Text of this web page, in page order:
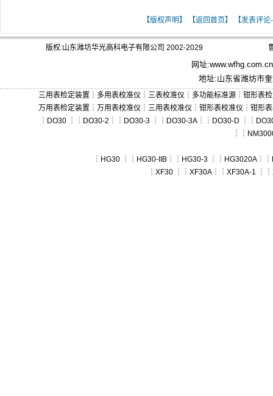
【版权声明】 【返回首页】 【发表评论-
版权:山东潍坊华光高科电子有限公司 2002-2029
网址:www.wfhg.com.cn
地址:山东省潍坊市
三用表检定装置 ┆ 多用表校准仪 ┆ 三表校准仪 ┆ 多功能标准源 ┆ 钳形表
万用表检定装置 ┆ 万用表校准仪 ┆ 三用表校准仪 ┆ 钳形表校准仪 ┆ 钳形
┆ DO30 ┆┆ DO30-2 ┆┆ DO30-3 ┆┆ DO30-3A ┆┆ DO30-D ┆┆
┆┆
┆ HG30 ┆┆ HG30-IIB ┆┆ HG30-3 ┆┆ HG3020A ┆┆
┆ XF30 ┆┆ XF30A ┆┆ XF30A-1 ┆┆